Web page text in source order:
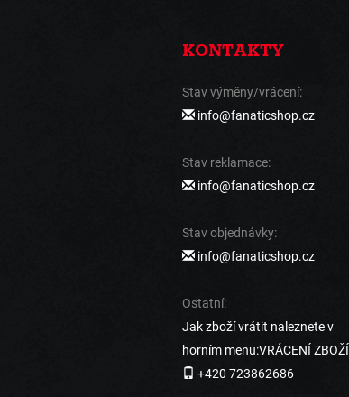
KONTAKTY
Stav výměny/vrácení:
info@fanaticshop.cz
Stav reklamace:
info@fanaticshop.cz
Stav objednávky:
info@fanaticshop.cz
Ostatní:
Jak zboží vrátit naleznete v
horním menu:VRÁCENÍ ZBOŽÍ
+420 723862686